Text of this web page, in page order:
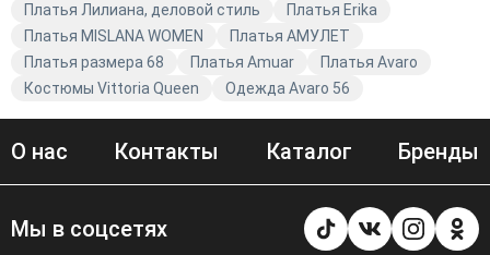
Платья Лилиана, деловой стиль
Платья Erika
Платья MISLANA WOMEN
Платья АМУЛЕТ
Платья размера 68
Платья Amuar
Платья Avaro
Костюмы Vittoria Queen
Одежда Avaro 56
О нас Контакты Каталог Бренды
Мы в соцсетях